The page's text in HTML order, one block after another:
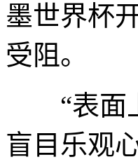
墨世界杯
受阻。
“表面上
盲目乐观